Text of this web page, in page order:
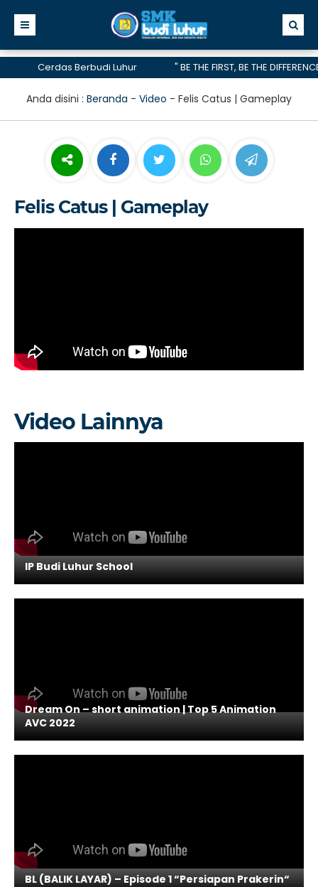
Cerdas Berbudi Luhur
" BE THE FIRST, BE THE
telah menerima akreditasi A hingga 2028
Anda disini : Beranda - Video - Felis Catus | Gameplay
Felis Catus | Gameplay
Video Lainnya
IP Budi Luhur School
Dream On – short animation | Top 5 Animation
AVC 2022
BL (BALIK LAYAR) – Episode 1 “Persiapan Prakerin“